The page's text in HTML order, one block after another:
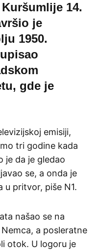
14.
je
1950.
gde je
emisiji,
tri godine kada
je da je gledao
se, a onda je
u pritvor, piše N1.
našao se na
a posleratne
otok. U logoru je